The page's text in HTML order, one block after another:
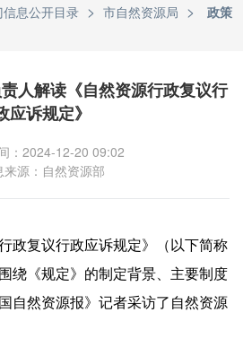
信息公开目录 > 市自然资源局 >
政策
人解读《自然资源行政复议行
应诉规定》
：2024-12-20 09:02
来源：自然资源部
复议行政应诉规定》（以下简称
绕《规定》的制定背景、主要制度
自然资源报》记者采访了自然资源